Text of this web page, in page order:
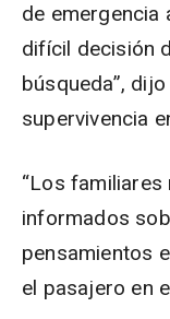
de emergencia
difícil decisión
búsqueda”,
supervivencia
“Los
informados
pensamientos
el pasajero en